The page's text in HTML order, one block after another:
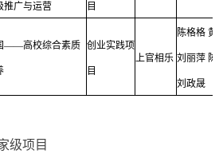
推广与运营 目
——高校综合素质 创业实践项
目
上官相乐
陈格格 黄
刘丽萍 陈
刘政晟
级项目